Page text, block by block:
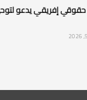
إفريقي يدعو